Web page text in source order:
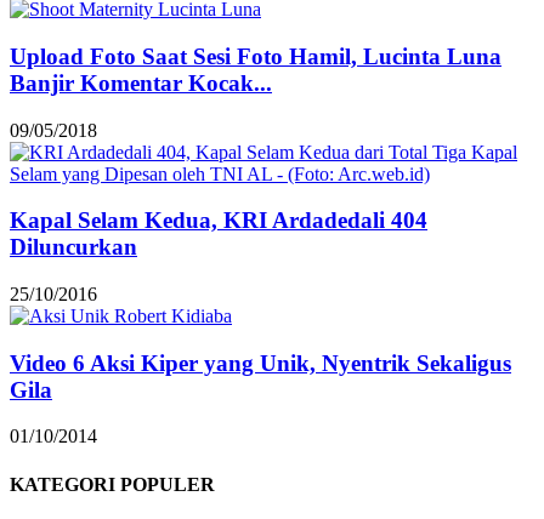
Upload Foto Saat Sesi Foto Hamil, Lucinta Luna
Banjir Komentar Kocak...
09/05/2018
Kapal Selam Kedua, KRI Ardadedali 404
Diluncurkan
25/10/2016
Video 6 Aksi Kiper yang Unik, Nyentrik Sekaligus
Gila
01/10/2014
KATEGORI POPULER